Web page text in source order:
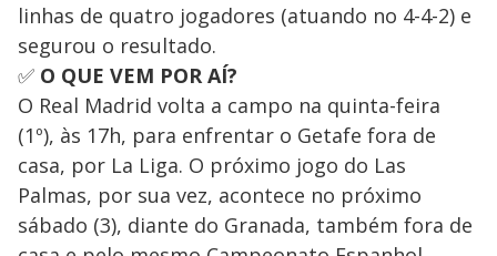
linhas de quatro jogadores (atuando no 4-4-2) e
segurou o resultado.
✅ O QUE VEM POR AÍ?
O Real Madrid volta a campo na quinta-feira
(1º), às 17h, para enfrentar o Getafe fora de
casa, por La Liga. O próximo jogo do Las
Palmas, por sua vez, acontece no próximo
sábado (3), diante do Granada, também fora de